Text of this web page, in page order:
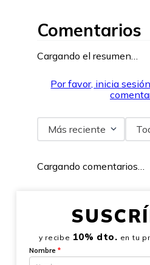
Comentarios
Cargando el resumen…
Por favor, inicia
Más reciente
Cargando comentarios…
y recibe 10% dto. en tu
Nombre *